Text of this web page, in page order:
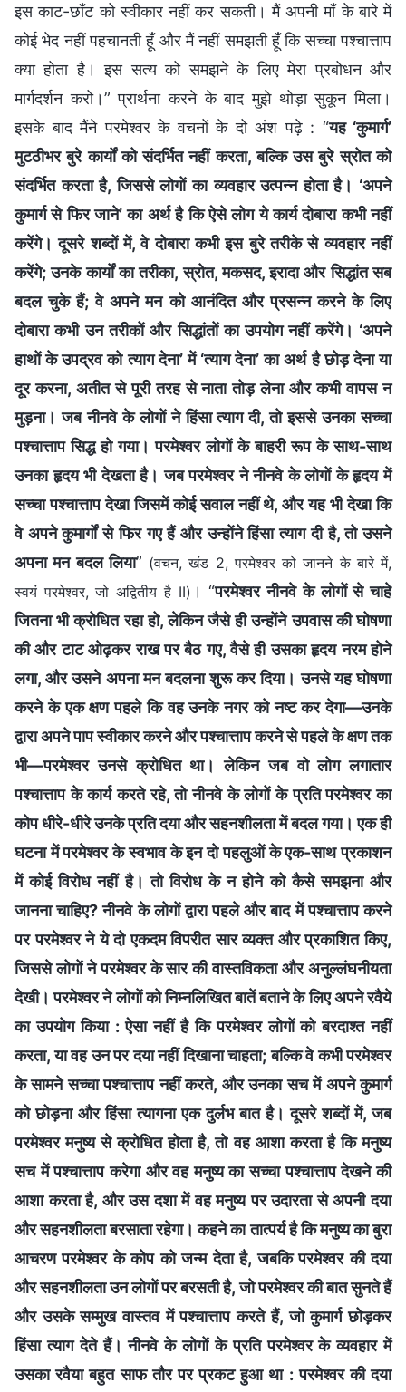
इस काट-छाँट को स्वीकार नहीं कर सकती। मैं अपनी माँ के बारे में
कोई भेद नहीं पहचानती हूँ और मैं नहीं समझती हूँ कि सच्चा पश्चात्ताप
क्या होता है। इस सत्य को समझने के लिए मेरा प्रबोधन और
मार्गदर्शन करो।” प्रार्थना करने के बाद मुझे थोड़ा सुकून मिला।
इसके बाद मैंने परमेश्वर के वचनों के दो अंश पढ़े : “यह ‘कुमार्ग’
मुटठीभर बुरे कार्यों को संदर्भित नहीं करता, बल्कि उस बुरे स्रोत को
संदर्भित करता है, जिससे लोगों का व्यवहार उत्पन्न होता है। ‘अपने
कुमार्ग से फिर जाने’ का अर्थ है कि ऐसे लोग ये कार्य दोबारा कभी नहीं
करेंगे। दूसरे शब्दों में, वे दोबारा कभी इस बुरे तरीके से व्यवहार नहीं
करेंगे; उनके कार्यों का तरीका, स्रोत, मकसद, इरादा और सिद्धांत सब
बदल चुके हैं; वे अपने मन को आनंदित और प्रसन्न करने के लिए
दोबारा कभी उन तरीकों और सिद्धांतों का उपयोग नहीं करेंगे। ‘अपने
हाथों के उपद्रव को त्याग देना’ में ‘त्याग देना’ का अर्थ है छोड़ देना या
दूर करना, अतीत से पूरी तरह से नाता तोड़ लेना और कभी वापस न
मुड़ना। जब नीनवे के लोगों ने हिंसा त्याग दी, तो इससे उनका सच्चा
पश्चात्ताप सिद्ध हो गया। परमेश्वर लोगों के बाहरी रूप के साथ-साथ
उनका हृदय भी देखता है। जब परमेश्वर ने नीनवे के लोगों के हृदय में
सच्चा पश्चात्ताप देखा जिसमें कोई सवाल नहीं थे, और यह भी देखा कि
वे अपने कुमार्गों से फिर गए हैं और उन्होंने हिंसा त्याग दी है, तो उसने
अपना मन बदल लिया” (वचन, खंड 2, परमेश्वर को जानने के बारे में,
स्वयं परमेश्वर, जो अद्वितीय है II) । “परमेश्वर नीनवे के लोगों से चाहे
जितना भी क्रोधित रहा हो, लेकिन जैसे ही उन्होंने उपवास की घोषणा
की और टाट ओढ़कर राख पर बैठ गए, वैसे ही उसका हृदय नरम होने
लगा, और उसने अपना मन बदलना शुरू कर दिया। उनसे यह घोषणा
करने के एक क्षण पहले कि वह उनके नगर को नष्ट कर देगा—उनके
द्वारा अपने पाप स्वीकार करने और पश्चात्ताप करने से पहले के क्षण तक
भी—परमेश्वर उनसे क्रोधित था। लेकिन जब वो लोग लगातार
पश्चात्ताप के कार्य करते रहे, तो नीनवे के लोगों के प्रति परमेश्वर का
कोप धीरे-धीरे उनके प्रति दया और सहनशीलता में बदल गया। एक ही
घटना में परमेश्वर के स्वभाव के इन दो पहलुओं के एक-साथ प्रकाशन
में कोई विरोध नहीं है। तो विरोध के न होने को कैसे समझना और
जानना चाहिए? नीनवे के लोगों द्वारा पहले और बाद में पश्चात्ताप करने
पर परमेश्वर ने ये दो एकदम विपरीत सार व्यक्त और प्रकाशित किए,
जिससे लोगों ने परमेश्वर के सार की वास्तविकता और अनुल्लंघनीयता
देखी। परमेश्वर ने लोगों को निम्नलिखित बातें बताने के लिए अपने रवैये
का उपयोग किया : ऐसा नहीं है कि परमेश्वर लोगों को बरदाश्त नहीं
करता, या वह उन पर दया नहीं दिखाना चाहता; बल्कि वे कभी परमेश्वर
के सामने सच्चा पश्चात्ताप नहीं करते, और उनका सच में अपने कुमार्ग
को छोड़ना और हिंसा त्यागना एक दुर्लभ बात है। दूसरे शब्दों में, जब
परमेश्वर मनुष्य से क्रोधित होता है, तो वह आशा करता है कि मनुष्य
सच में पश्चात्ताप करेगा और वह मनुष्य का सच्चा पश्चात्ताप देखने की
आशा करता है, और उस दशा में वह मनुष्य पर उदारता से अपनी दया
और सहनशीलता बरसाता रहेगा। कहने का तात्पर्य है कि मनुष्य का बुरा
आचरण परमेश्वर के कोप को जन्म देता है, जबकि परमेश्वर की दया
और सहनशीलता उन लोगों पर बरसती है, जो परमेश्वर की बात सुनते हैं
और उसके सम्मुख वास्तव में पश्चात्ताप करते हैं, जो कुमार्ग छोड़कर
हिंसा त्याग देते हैं। नीनवे के लोगों के प्रति परमेश्वर के व्यवहार में
उसका रवैया बहुत साफ तौर पर प्रकट हुआ था : परमेश्वर की दया